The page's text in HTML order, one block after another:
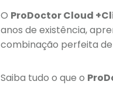
O ProDoctor Cloud
anos de existência,
combinação perfeita
Saiba tudo o que o